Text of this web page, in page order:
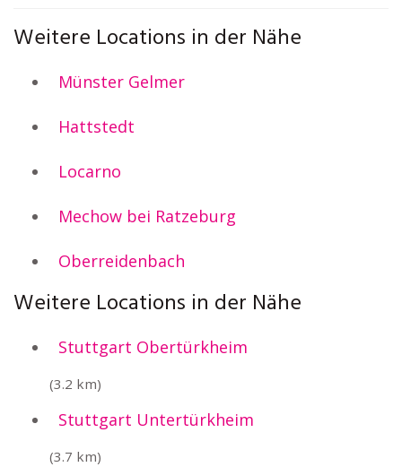
Weitere Locations in der Nähe
Münster Gelmer
Hattstedt
Locarno
Mechow bei Ratzeburg
Oberreidenbach
Weitere Locations in der Nähe
Stuttgart Obertürkheim
(3.2 km)
Stuttgart Untertürkheim
(3.7 km)